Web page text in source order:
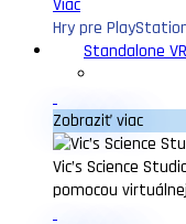
Viac
Hry pre
Standalone VR
Zobraziť viac
Vic’s Science
pomocou